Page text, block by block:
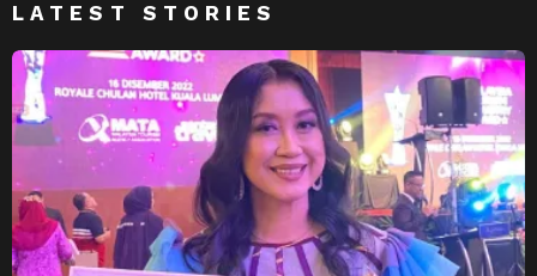
LATEST STORIES